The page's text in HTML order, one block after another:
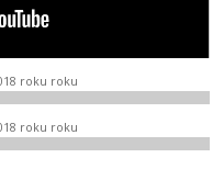
roku roku
roku roku